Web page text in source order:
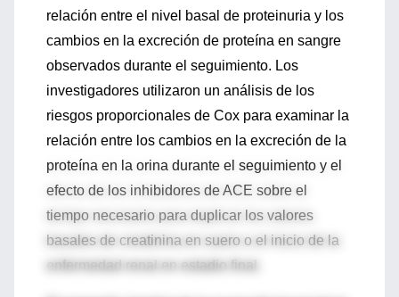
relación entre el nivel basal de proteinuria y los
cambios en la excreción de proteína en sangre
observados durante el seguimiento. Los
investigadores utilizaron un análisis de los
riesgos proporcionales de Cox para examinar la
relación entre los cambios en la excreción de la
proteína en la orina durante el seguimiento y el
efecto de los inhibidores de ACE sobre el
tiempo necesario para duplicar los valores
basales de creatinina en suero o el inicio de la
enfermedad renal en estadio final.